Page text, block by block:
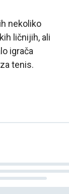
nekoliko
ličnijih, ali
igrača
tenis.